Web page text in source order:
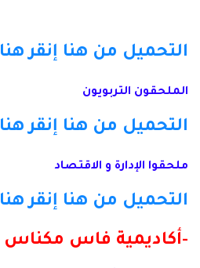
التحميل من هنا إنقر هنا
الملحقون التربويون
التحميل من هنا إنقر هنا
ملحقوا الإدارة و الاقتصاد
التحميل من هنا إنقر هنا
-أكاديمية فاس مكناس